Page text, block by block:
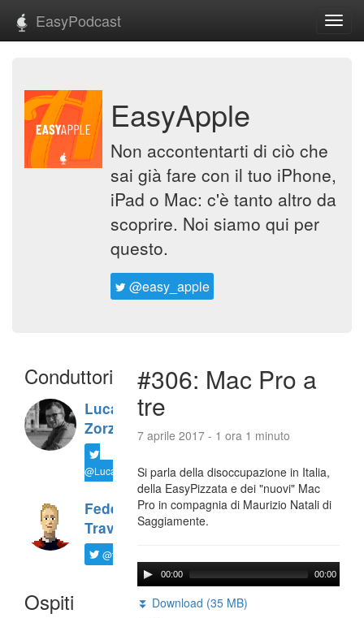
EasyPodcast
EasyApple
Non accontentarti di ciò che
sai già fare con il tuo iPhone,
iPad o Mac: c'è tanto altro da
scoprire. Noi siamo qui per
questo.
@easy_apple
Conduttori
Luca
Zorzi
@LucaTNT
Federico
Travaini
@ftrava
Ospiti
#306: Mac Pro a
tre
7 aprile 2017 - 1 ora 1 minuto
Si parla della disoccupazione in Italia,
della EasyPizzata e dei "nuovi" Mac
Pro in compagnia di Maurizio Natali di
Saggiamente.
00:00 00:00
⏬ Download (35 MB)